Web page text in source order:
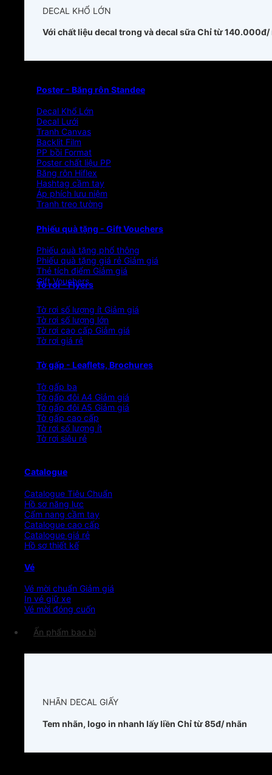
DECAL KHỔ LỚN
Với chất liệu decal trong và decal sữaChỉ từ 140.000đ/
Poster - Băng rôn Standee
Decal Khổ Lớn
Decal Lưới
Tranh Canvas
Backlit Film
PP bồi Format
Poster chất liệu PP
Băng rôn Hiflex
Hashtag cầm tay
Áp phích lưu niệm
Tranh treo tường
Phiếu quà tặng - Gift Vouchers
Phiếu quà tặng phổ thông
Phiếu quà tặng giá rẻ
Thẻ tích điểm
Gift Vouchers
Tờ rơi - Flyers
Tờ rơi số lượng ít
Tờ rơi số lượng lớn
Tờ rơi cao cấp
Tờ rơi giá rẻ
Tờ gấp - Leaflets, Brochures
Tờ gấp ba
Tờ gấp đôi A4
Tờ gấp đôi A5
Tờ gấp cao cấp
Tờ rơi số lượng ít
Tờ rơi siêu rẻ
Catalogue
Catalogue Tiêu Chuẩn
Hồ sơ năng lực
Cẩm nang cầm tay
Catalogue cao cấp
Catalogue giá rẻ
Hồ sơ thiết kế
Vé
Vé mời chuẩn
In vé giữ xe
Vé mời đóng cuốn
Ấn phẩm bao bì
NHÃN DECAL GIẤY
Tem nhãn, logo in nhanh lấy liền Chỉ từ 85đ/ nhãn